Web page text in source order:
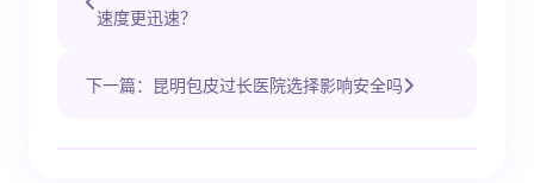
速度更迅速？
下一篇：昆明包皮过长医院选择影响安全吗